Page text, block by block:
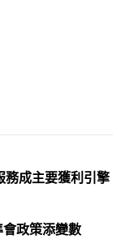
成主要獲利引擎
政策添變數